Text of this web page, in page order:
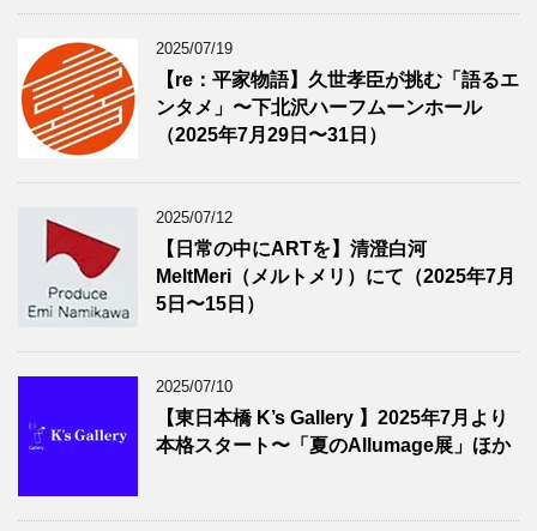
2025/07/19
【re：平家物語】久世孝臣が挑む「語るエ
ンタメ」〜下北沢ハーフムーンホール
（2025年7月29日〜31日）
2025/07/12
【日常の中にARTを】清澄白河
MeltMeri（メルトメリ）にて（2025年7月
5日〜15日）
2025/07/10
【東日本橋 K’s Gallery 】2025年7月より
本格スタート〜「夏のAllumage展」ほか